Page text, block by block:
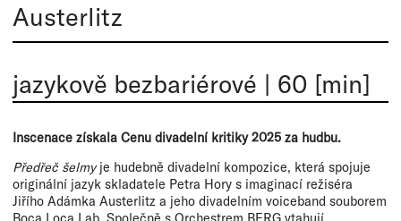
Austerlitz
jazykově bezbariérové | 60 [min]
Inscenace získala Cenu divadelní kritiky 2025 za hudbu.
Předřeč šelmyje hudebně divadelní kompozice, která spojuje
originální jazyk skladatele Petra Hory s imaginací režiséra
Jiřího Adámka Austerlitz a jeho divadelním voiceband souborem